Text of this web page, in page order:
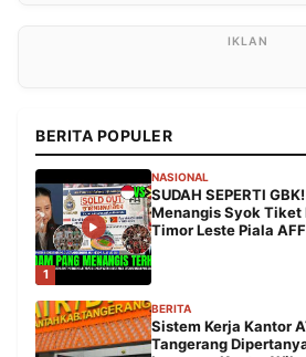
BERITA POPULER
1
NASIONAL
SUDAH SEPERTI
Menangis Syok Tiket
Timor Leste Piala
BERITA
Sistem Kerja Kantor
Tangerang